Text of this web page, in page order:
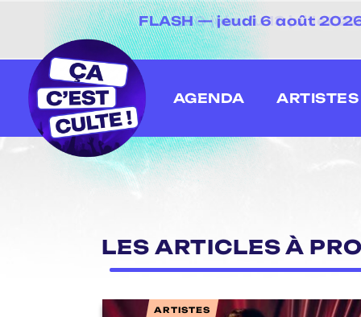
FLASH — jeudi 6 août
[20 juin au 13 juillet
AGENDA ARTISTES
LES ARTICLES À
ARTISTES